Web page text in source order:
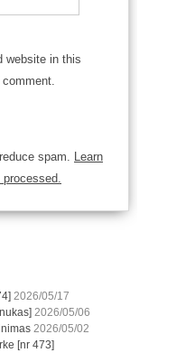
website in this
spam. Learn
processed.
2026/05/17
2026/05/06
2026/05/02
[nr 473]